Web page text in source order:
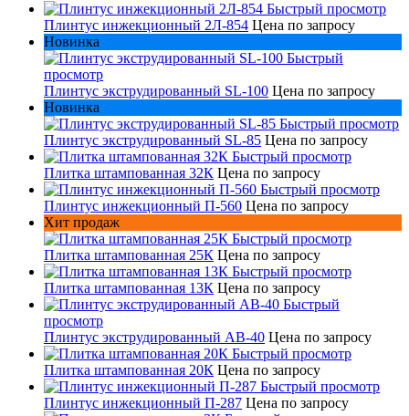
Быстрый просмотр
Плинтус инжекционный 2Л-854 Цена по запросу
Новинка
Быстрый
просмотр
Плинтус экструдированный SL-100 Цена по запросу
Новинка
Быстрый просмотр
Плинтус экструдированный SL-85 Цена по запросу
Быстрый просмотр
Плитка штампованная 32К Цена по запросу
Быстрый просмотр
Плинтус инжекционный П-560 Цена по запросу
Хит продаж
Быстрый просмотр
Плитка штампованная 25К Цена по запросу
Быстрый просмотр
Плитка штампованная 13К Цена по запросу
Быстрый
просмотр
Плинтус экструдированный AB-40 Цена по запросу
Быстрый просмотр
Плитка штампованная 20К Цена по запросу
Быстрый просмотр
Плинтус инжекционный П-287 Цена по запросу